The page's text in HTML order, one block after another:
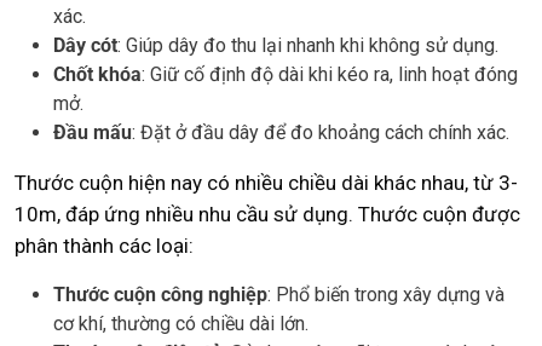
xác.
Dây cót: Giúp dây đo thu lại nhanh khi không sử dụng.
Chốt khóa: Giữ cố định độ dài khi kéo ra, linh hoạt đóng
mở.
Đầu mấu: Đặt ở đầu dây để đo khoảng cách chính xác.
Thước cuộn hiện nay có nhiều chiều dài khác nhau, từ 3-
10m, đáp ứng nhiều nhu cầu sử dụng. Thước cuộn được
phân thành các loại:
Thước cuộn công nghiệp: Phổ biến trong xây dựng và
cơ khí, thường có chiều dài lớn.